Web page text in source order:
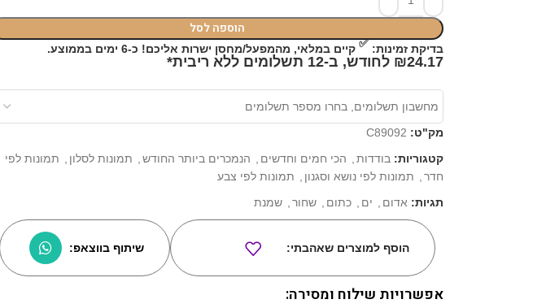
הוספה לסל
בדיקת זמינות: ✅ קיים במלאי, מהמפעל/מחסן ישרות אליכם! כ-6 ימים בממוצע.
₪24.17 לחודש, ב-12 תשלומים ללא ריבית*
מק"ט: C89092
קטגוריות: בודדות הכי חמים וחדשים הנמכרים ביותר החודש תמונות לסלון
תמונות לפי
חדר
תמונות לפי נושא וסגנון
תמונות לפי צבע
תגיות: אדום ים כתום שחור שמנת
הוסף למוצרים שאהבתי: שיתוף בווצאפ:
אפשרויות שילוח ומסירה: